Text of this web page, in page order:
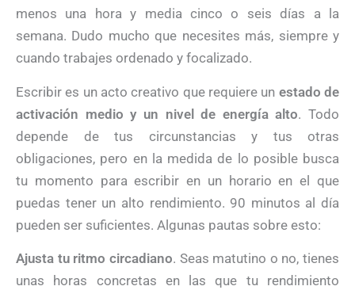
menos una hora y media cinco o seis días a la
semana. Dudo mucho que necesites más, siempre y
cuando trabajes ordenado y focalizado.
Escribir es un acto creativo que requiere un estado de
activación medio y un nivel de energía alto. Todo
depende de tus circunstancias y tus otras
obligaciones, pero en la medida de lo posible busca
tu momento para escribir en un horario en el que
puedas tener un alto rendimiento. 90 minutos al día
pueden ser suficientes. Algunas pautas sobre esto:
Ajusta tu ritmo circadiano. Seas matutino o no, tienes
unas horas concretas en las que tu rendimiento